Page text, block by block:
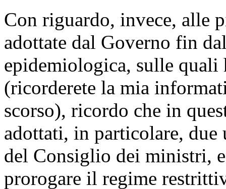
Con riguardo, invece, alle
adottate dal Governo fin
epidemiologica, sulle
(ricorderete la mia
scorso), ricordo che in
adottati, in particolare,
del Consiglio dei ministri,
prorogare il regime